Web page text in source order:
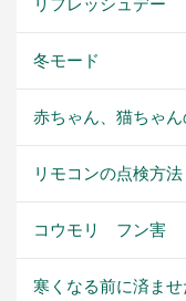
リフレッシュデー
冬モード
赤ちゃん、猫ちゃ
リモコンの点検方法
コウモリ フン害
寒くなる前に済ま